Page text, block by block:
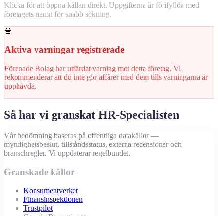
Klicka för att öppna källan direkt. Uppgifterna är förifyllda med
företagets namn för snabb sökning.
🚨
Aktiva varningar registrerade
Förenade Bolag har utfärdat varning mot detta företag. Vi
rekommenderar att du inte gör affärer med dem tills varningarna är
upphävda.
Så har vi granskat HR-Specialisten
Vår bedömning baseras på offentliga datakällor —
myndighetsbeslut, tillståndsstatus, externa recensioner och
branschregler. Vi uppdaterar regelbundet.
Granskade källor
Konsumentverket
Finansinspektionen
Trustpilot